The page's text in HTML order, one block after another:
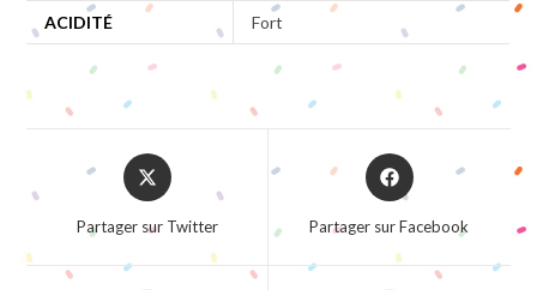
ACIDITÉ Fort
Opens
in
new
window
Partager sur Twitter
Opens
in
window
Partager sur Facebook